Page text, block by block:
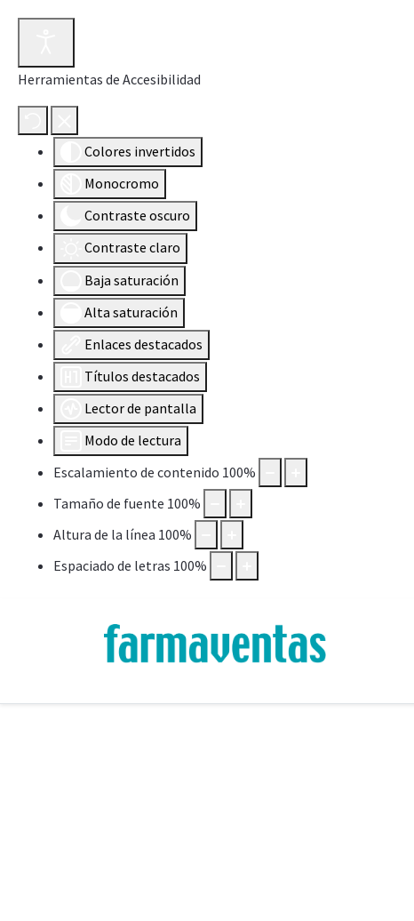
Herramientas de Accesibilidad
Colores invertidos
Monocromo
Contraste oscuro
Contraste claro
Baja saturación
Alta saturación
Enlaces destacados
Títulos destacados
Lector de pantalla
Modo de lectura
Escalamiento de contenido 100%
Tamaño de fuente 100%
Altura de la línea 100%
Espaciado de letras 100%